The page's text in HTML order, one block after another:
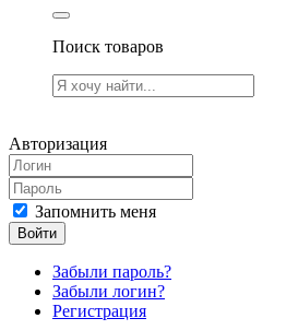
Поиск товаров
Авторизация
Запомнить меня
Войти
Забыли пароль?
Забыли логин?
Регистрация